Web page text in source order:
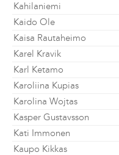
Kahilaniemi
Kaido Ole
Kaisa Rautaheimo
Karel Kravik
Karl Ketamo
Karoliina Kupias
Karolina Wojtas
Kasper Gustavsson
Kati Immonen
Kaupo Kikkas